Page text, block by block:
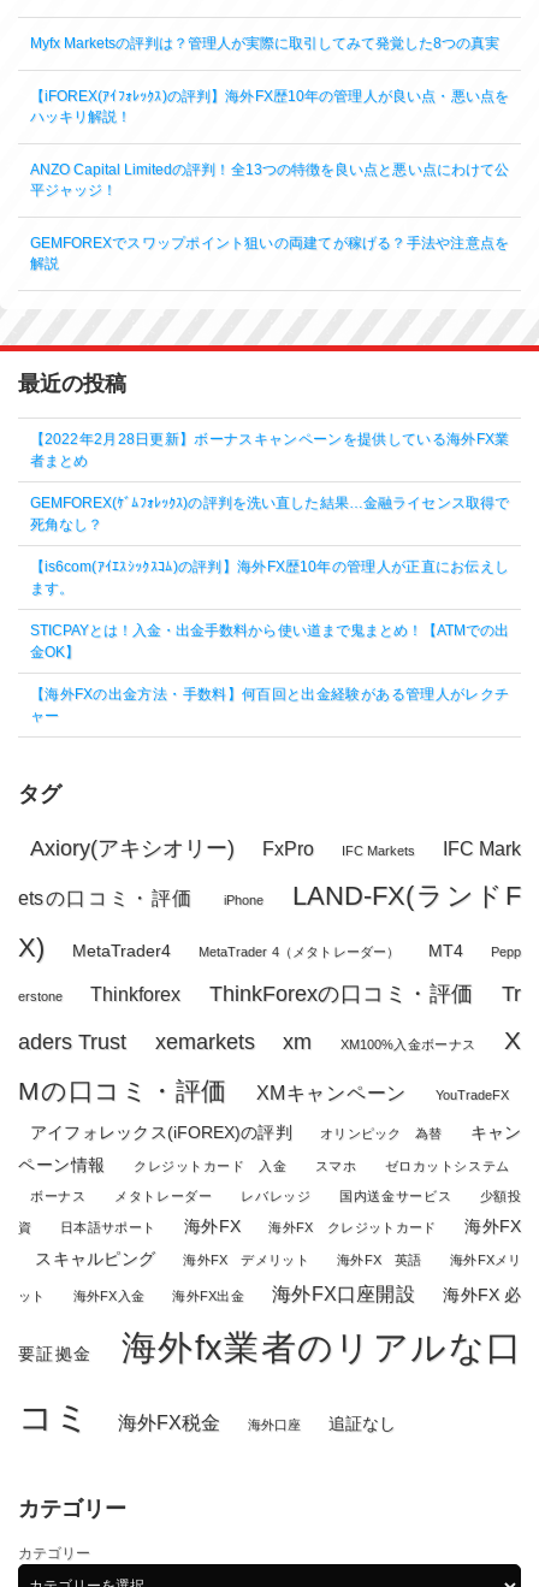
Myfx Marketsの評判は？管理人が実際に取引してみて発覚した8つの真実
【iFOREX(ｱｲﾌｫﾚｯｸｽ)の評判】海外FX歴10年の管理人が良い点・悪い点を
ハッキリ解説！
ANZO Capital Limitedの評判！全13つの特徴を良い点と悪い点にわけて公
平ジャッジ！
GEMFOREXでスワップポイント狙いの両建てが稼げる？手法や注意点を
解説
最近の投稿
【2022年2月28日更新】ボーナスキャンペーンを提供している海外FX業
者まとめ
GEMFOREX(ｹﾞﾑﾌｫﾚｯｸｽ)の評判を洗い直した結果…金融ライセンス取得で
死角なし？
【is6com(ｱｲｴｽｼｯｸｽｺﾑ)の評判】海外FX歴10年の管理人が正直にお伝えし
ます。
STICPAYとは！入金・出金手数料から使い道まで鬼まとめ！【ATMでの出
金OK】
【海外FXの出金方法・手数料】何百回と出金経験がある管理人がレクチ
ャー
タグ
Axiory(アキシオリー) FxPro IFC Markets IFC Mark
etsの口コミ・評価 iPhone
LAND-FX(ランドF
X)
MetaTrader4 MetaTrader 4（メタトレーダー） MT4 Pepp
erstone Thinkforex ThinkForexの口コミ・評価
Tr
aders Trust
xemarkets xm XM100%入金ボーナス
X
Mの口コミ・評価
XMキャンペーン YouTradeFX
アイフォレックス(iFOREX)の評判 オリンピック 為替
キャン
ペーン情報
クレジットカード 入金 スマホ ゼロカットシステム
ボーナス メタトレーダー レバレッジ 国内送金サービス 少額投
資 日本語サポート 海外FX 海外FX クレジットカード
海外FX
スキャルピング
海外FX デメリット 海外FX 英語 海外FXメリ
ット 海外FX入金 海外FX出金 海外FX口座開設 海外FX 必
要証拠金
海外fx業者のリアルな口
コミ
海外FX税金 海外口座 追証なし
カテゴリー
カテゴリー